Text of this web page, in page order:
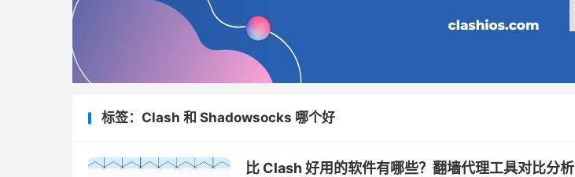
标签：Clash 和 Shadowsocks 哪个好
比 Clash 好用的软件有哪些？翻墙代理工具对比分析